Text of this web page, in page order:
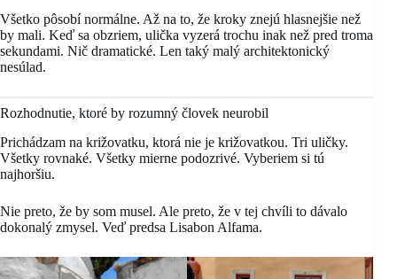
Všetko pôsobí normálne. Až na to, že kroky znejú hlasnejšie než
by mali. Keď sa obzriem, ulička vyzerá trochu inak než pred troma
sekundami. Nič dramatické. Len taký malý architektonický
nesúlad.
Rozhodnutie, ktoré by rozumný človek neurobil
Prichádzam na križovatku, ktorá nie je križovatkou. Tri uličky.
Všetky rovnaké. Všetky mierne podozrivé. Vyberiem si tú
najhoršiu.
Nie preto, že by som musel. Ale preto, že v tej chvíli to dávalo
dokonalý zmysel. Veď predsa Lisabon Alfama.